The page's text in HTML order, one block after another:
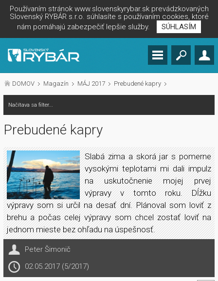
Používaním stránok www.slovenskyrybar.sk prevádzkovaných
Slovenský RYBÁR s.r.o. súhlasíte s používaním cookies, ktoré
nám pomáhajú zabezpečiť lepšie služby.
SÚHLASÍM
DOMOV Magazín MÁJ 2017 Prebudené kapry
Načítava sa filter...
Prebudené kapry
Slabá zima a skorá jar s pomerne
vysokými teplotami mi dali impulz
na uskutočnenie mojej prvej
výpravy v tomto roku. Dĺžku
výpravy som si určil na desať dní. Plánoval som loviť z
brehu a počas celej výpravy som chcel zostať loviť na
jednom mieste bez ohľadu na úspešnosť.
Peter Šimonič
02.05.2017 (5/2017)